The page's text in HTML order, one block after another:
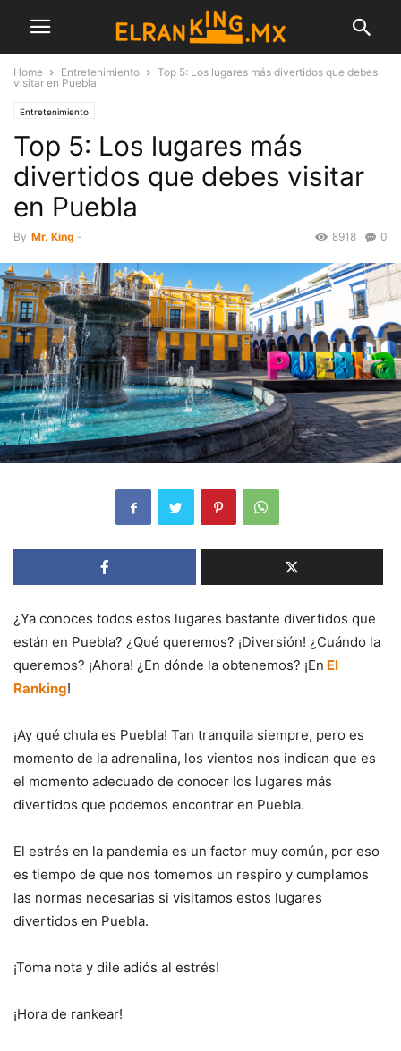
Home Entretenimiento
Top 5: Los lugares más divertidos que debes
visitar en Puebla
Entretenimiento
Top 5: Los lugares más
divertidos que debes visitar
en Puebla
By Mr. King - 0
8918
¿Ya conoces todos estos lugares bastante divertidos que
están en Puebla? ¿Qué queremos? ¡Diversión! ¿Cuándo la
queremos? ¡Ahora! ¿En dónde la obtenemos? ¡En El
Ranking!
¡Ay qué chula es Puebla! Tan tranquila siempre, pero es
momento de la adrenalina, los vientos nos indican que es
el momento adecuado de conocer los lugares más
divertidos que podemos encontrar en Puebla.
El estrés en la pandemia es un factor muy común, por eso
es tiempo de que nos tomemos un respiro y cumplamos
las normas necesarias si visitamos estos lugares
divertidos en Puebla.
¡Toma nota y dile adiós al estrés!
¡Hora de rankear!